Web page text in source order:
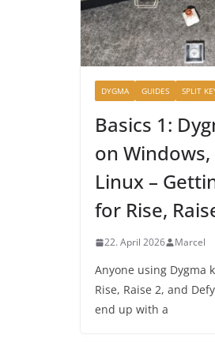
DYGMA GUIDES SPLIT
Basics 1:
on Windows,
Linux –
for Rise,
22. April 2026 Marcel
Anyone using Dygma
Rise, Raise 2, and
end up with a